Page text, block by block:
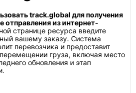
track.global для получения
отправления из интернет-
странице ресурса введите
вашему заказу. Система
перевозчика и предоставит
груза, включая место
обновления и этап